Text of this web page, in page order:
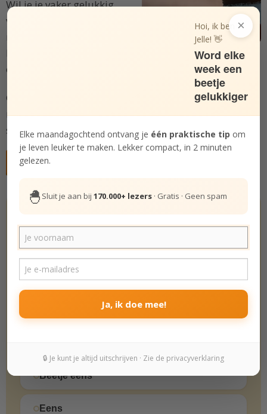
Wil je je vaker gelukkig
voelen met minder
die je kunt inzetten
om geluk te vinden in jezelf.
Gebruik deze Bundel om geluk te cultiveren in een
moeilijke periode, of om je bestaande geluksgevoel
sterker te funderen.
Gratis deelnemen aan cursus
De Gelukstest
Het leven is zeer de moeite waard.
Beetje eens
Eens
×
Hoi, ik ben
Jelle! 👋
Word elke
week een
beetje
gelukkiger
Elke maandagochtend ontvang je één praktische tip om
je leven leuker te maken. Lekker compact, in 2 minuten
gelezen.
🐣 Sluit je aan bij 170.000+ lezers · Gratis · Geen spam
Ja, ik doe mee!
🔒 Je kunt je altijd uitschrijven · Zie de privacyverklaring